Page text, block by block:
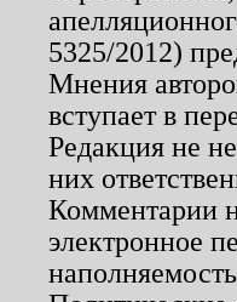
5325/2012)
Мнения
вступает в
Редакция не
них
Комментарии
электронное